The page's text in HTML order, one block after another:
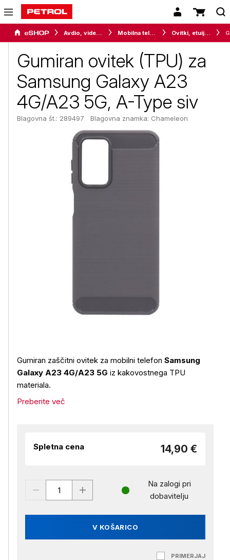
Avdio, video in telefonija Mobilna telefonija Ovitki, etuiji, torbice in držala
Gumiran ovitek (TPU) za
Samsung Galaxy A23
4G/A23 5G, A-Type siv
Blagovna št.: 289497 Blagovna znamka: Chameleon
Gumiran zaščitni ovitek za mobilni telefon Samsung
Galaxy A23 4G/A23 5G iz kakovostnega TPU
materiala.
Preberite več
Spletna cena 14,90 €
V KOŠARICO
Na zalogi pri
dobavitelju
PRIMERJAJ